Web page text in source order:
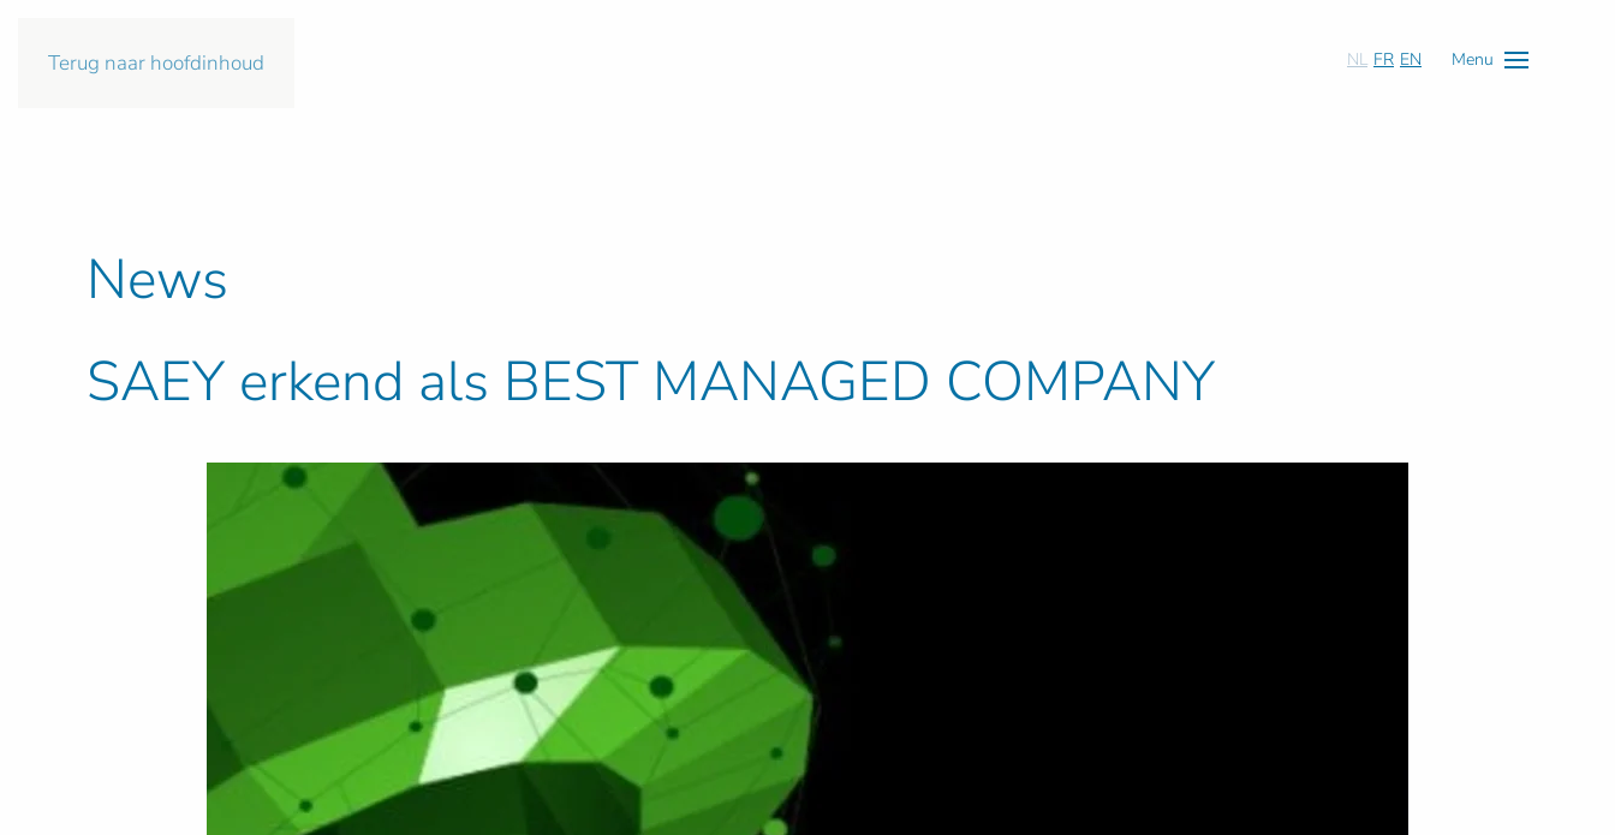
Terug naar hoofdinhoud NL FR EN Menu
News
SAEY erkend als BEST MANAGED COMPANY